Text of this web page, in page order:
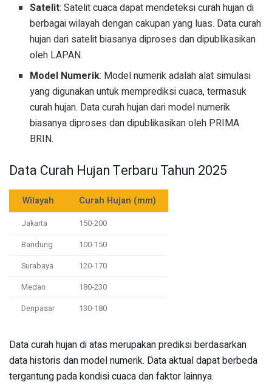
Satelit: Satelit cuaca dapat mendeteksi curah hujan di
berbagai wilayah dengan cakupan yang luas. Data curah
hujan dari satelit biasanya diproses dan dipublikasikan
oleh LAPAN.
Model Numerik: Model numerik adalah alat simulasi
yang digunakan untuk memprediksi cuaca, termasuk
curah hujan. Data curah hujan dari model numerik
biasanya diproses dan dipublikasikan oleh PRIMA
BRIN.
Data Curah Hujan Terbaru Tahun 2025
Wilayah Curah Hujan (mm)
Jakarta
150-200
Bandung
100-150
Surabaya
120-170
Medan
180-230
Denpasar
130-180
Data curah hujan di atas merupakan prediksi berdasarkan
data historis dan model numerik. Data aktual dapat berbeda
tergantung pada kondisi cuaca dan faktor lainnya.